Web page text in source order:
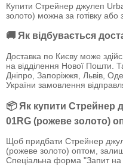
Купити Стрейнер джулеп
золото) можна за готівку або
🚚 Як відбувається
Доставка по Києву може
на відділення Нової Пошти.
Дніпро, Запоріжжя, Львів,
України замовлення
📦 Як купити Стрейнер
01RG (рожеве золото)
Щоб придбати Стрейнер
(рожеве золото) оптом,
Спеціальна форма "Запит на